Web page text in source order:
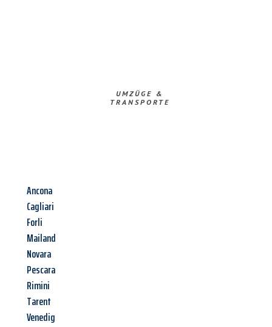
UMZÜGE &
TRANSPORTE
Ancona
Cagliari
Forli
Mailand
Novara
Pescara
Rimini
Tarent
Venedig